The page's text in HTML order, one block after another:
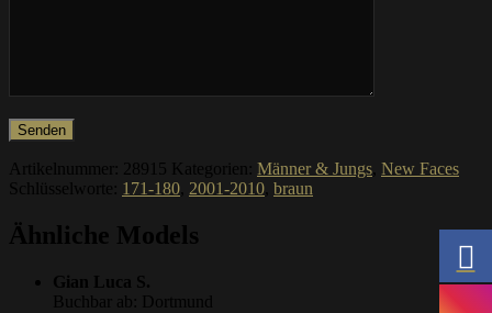
Artikelnummer: 28915 Kategorien: Männer & Jungs New Faces
Schlüsselworte: 171-180 2001-2010 braun
Ähnliche Models
Gian Luca S.
Buchbar ab: Dortmund